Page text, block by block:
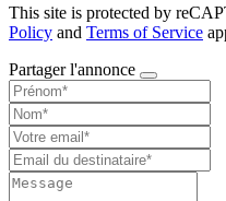
This site is protected by
Policy and Terms of Service
Partager l'annonce